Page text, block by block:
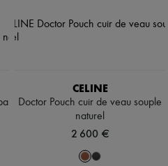
CELINE
Doctor Pouch cuir de veau souple
naturel
2 600 €